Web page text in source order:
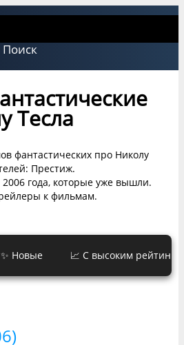
Поиск
Тесла
фантастических про Николу
Престиж.
года, которые уже вышли.
к фильмам.
✨ Новые 📈 С высоким